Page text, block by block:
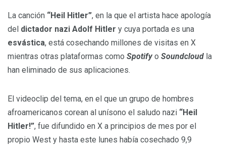
La canción “Heil Hitler”, en la que el artista hace apología
del dictador nazi Adolf Hitler y cuya portada es una
esvástica, está cosechando millones de visitas en X
mientras otras plataformas como Spotifyo Soundcloud la
han eliminado de sus aplicaciones.
El videoclip del tema, en el que un grupo de hombres
afroamericanos corean al unísono el saludo nazi “Heil
Hitler!”, fue difundido en X a principios de mes por el
propio West y hasta este lunes había cosechado 9,9